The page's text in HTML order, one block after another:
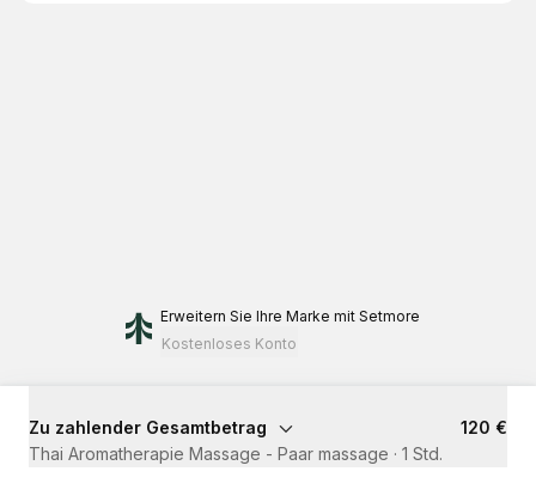
Erweitern Sie Ihre Marke mit Setmore
Kostenloses Konto
Zu zahlender Gesamtbetrag
120 €
Thai Aromatherapie Massage - Paar massage · 1 Std.